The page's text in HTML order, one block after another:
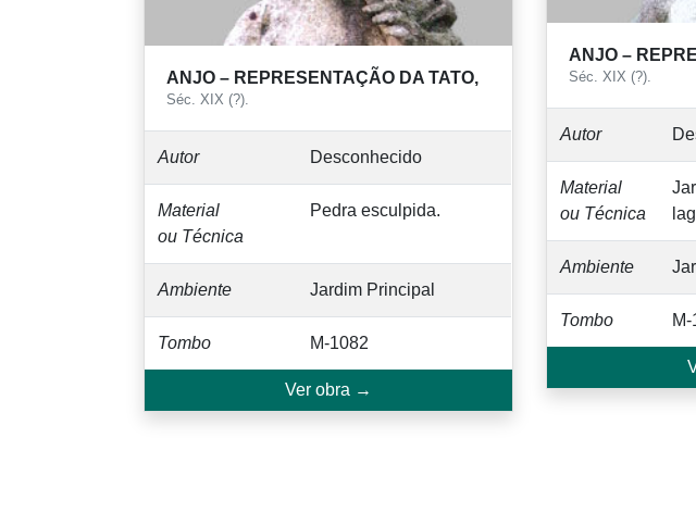
ANJO – REPRESENTAÇÃO DA TATO,
Séc. XIX (?).
Autor Desconhecido
Material
ou Técnica
Pedra esculpida.
Ambiente Jardim Principal
Tombo M-1082
Ver obra →
ANJO –
Séc. XIX (?).
Autor
Material
ou Técnica
Ambiente
Tombo